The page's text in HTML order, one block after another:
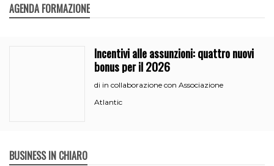
AGENDA FORMAZIONE
Incentivi alle assunzioni: quattro nuovi
bonus per il 2026
di in collaborazione con Associazione
Atlantic
BUSINESS IN CHIARO